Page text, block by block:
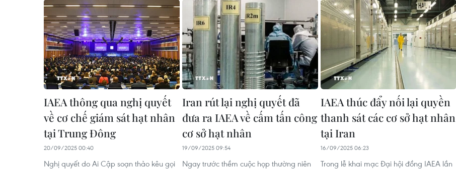
IAEA thông qua nghị quyết
về cơ chế giám sát hạt nhân
tại Trung Đông
20/09/2025 00:40
Nghị quyết do Ai Cập soạn thảo kêu gọi
Iran rút lại nghị quyết đã
đưa ra IAEA về cấm tấn công
cơ sở hạt nhân
19/09/2025 09:54
Ngay trước thềm cuộc họp thường niên
IAEA thúc đẩy nối lại quyền
thanh sát các cơ sở hạt nhân
tại Iran
16/09/2025 06:23
Trong lễ khai mạc Đại hội đồng IAEA lần